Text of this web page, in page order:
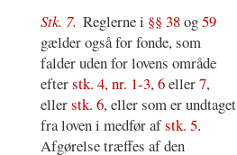
Stk. 7. Reglerne i §§ 38og59
gælder også for fonde, som
falder uden for lovens område
efterstk. 4, nr. 1-3,6eller7,
ellerstk. 6, eller som er undtaget
fra loven i medfør afstk. 5.
Afgørelse træffes af den